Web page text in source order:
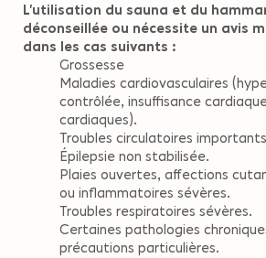
L'utilisation du sauna et du
déconseillée ou nécessite un avis
dans les cas suivants :
Grossesse
Maladies cardiovasculaires
contrôlée, insuffisance
cardiaques).
Troubles circulatoires
Épilepsie non stabilisée.
Plaies ouvertes, affections
ou inflammatoires sévères.
Troubles respiratoires sévères.
Certaines pathologies
précautions particulières.